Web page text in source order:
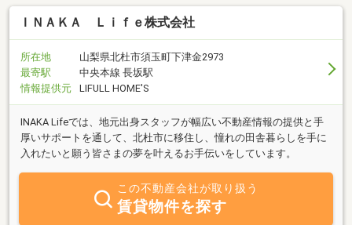
ＩＮＡＫＡ Ｌｉｆｅ株式会社
所在地
山梨県北杜市須玉町下津金2973
最寄駅
中央本線 長坂駅
情報提供元
LIFULL HOME'S
INAKA Lifeでは、地元出身スタッフが幅広い不動産情報の提供と手
厚いサポートを通して、北杜市に移住し、憧れの田舎暮らしを手に
入れたいと願う皆さまの夢を叶えるお手伝いをしています。
この不動産会社が取り扱う
賃貸物件を探す